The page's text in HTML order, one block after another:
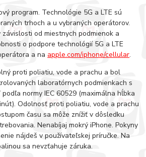
program. Technológie 5G a LTE sú
trhoch a u vybraných operátorov.
od miestnych podmienok a
o podpore technológií 5G a LTE
a na apple.com/iphone/cellular.
proti poliatiu, vode a prachu a bol
laboratórnych podmienkach s
normy IEC 60529 (maximálna hĺbka
Odolnosť proti poliatiu, vode a prachu
času sa môže znížiť v dôsledku
Nenabíjaj mokrý iPhone. Pokyny
nájdeš v používateľskej príručke. Na
sa nevzťahuje záruka.